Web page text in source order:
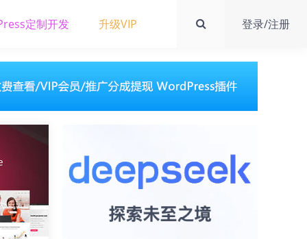
定制开发 升级VIP 登录/注册